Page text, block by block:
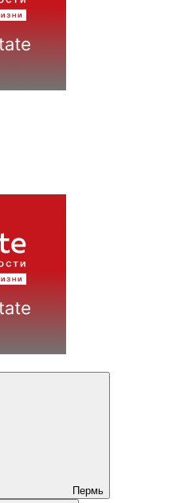
Пермь